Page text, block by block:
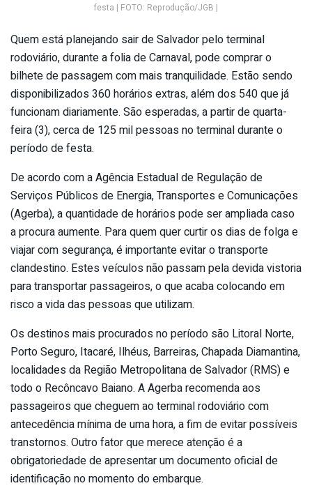
festa | FOTO: Reprodução/JGB |
Quem está planejando sair de Salvador pelo terminal
rodoviário, durante a folia de Carnaval, pode comprar o
bilhete de passagem com mais tranquilidade. Estão sendo
disponibilizados 360 horários extras, além dos 540 que já
funcionam diariamente. São esperadas, a partir de quarta-
feira (3), cerca de 125 mil pessoas no terminal durante o
período de festa.
De acordo com a Agência Estadual de Regulação de
Serviços Públicos de Energia, Transportes e Comunicações
(Agerba), a quantidade de horários pode ser ampliada caso
a procura aumente. Para quem quer curtir os dias de folga e
viajar com segurança, é importante evitar o transporte
clandestino. Estes veículos não passam pela devida vistoria
para transportar passageiros, o que acaba colocando em
risco a vida das pessoas que utilizam.
Os destinos mais procurados no período são Litoral Norte,
Porto Seguro, Itacaré, Ilhéus, Barreiras, Chapada Diamantina,
localidades da Região Metropolitana de Salvador (RMS) e
todo o Recôncavo Baiano. A Agerba recomenda aos
passageiros que cheguem ao terminal rodoviário com
antecedência mínima de uma hora, a fim de evitar possíveis
transtornos. Outro fator que merece atenção é a
obrigatoriedade de apresentar um documento oficial de
identificação no momento do embarque.